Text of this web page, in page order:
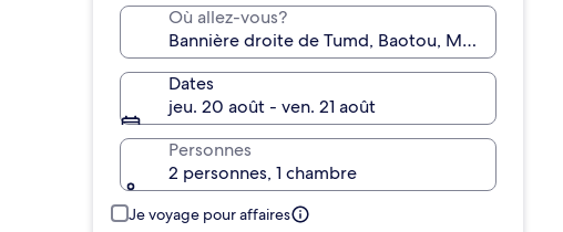
Où allez-vous?
Dates
jeu. 20 août - ven. 21 août
Personnes
2 personnes, 1 chambre
Je voyage pour affaires